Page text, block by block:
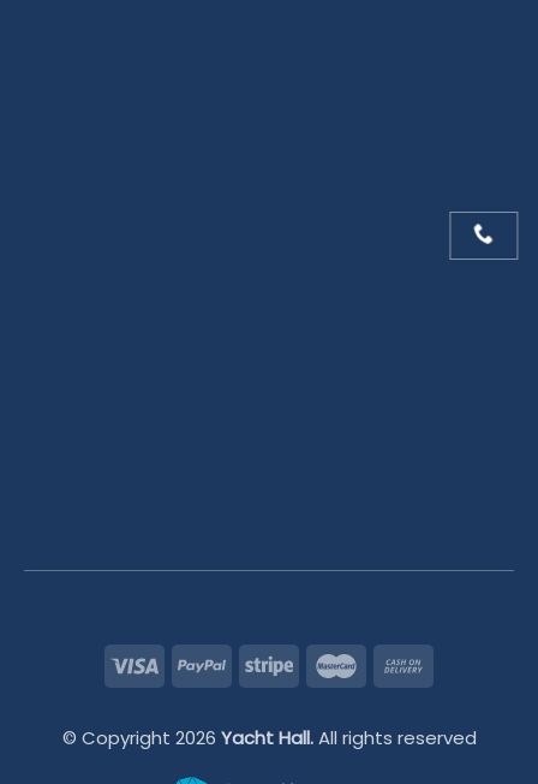
© Copyright 2026 Yacht Hall.All rights reserved